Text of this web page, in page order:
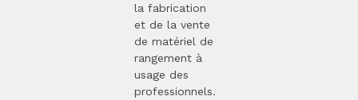
la fabrication
et de la vente
de matériel de
rangement à
usage des
professionnels.